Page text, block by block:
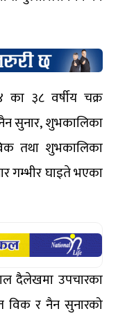
का ३८ वर्षीय चक्र
सुनार, शुभकालिका
तथा शुभकालिका
गम्भीर घाइते भएका
दैलेखमा उपचारका
विक र नैन सुनारको